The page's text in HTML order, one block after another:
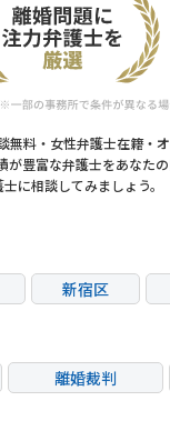
料・女性弁護士在籍・
豊富な弁護士をあなた
に相談してみましょう。
新宿区
荒川区
立川市
離婚裁判